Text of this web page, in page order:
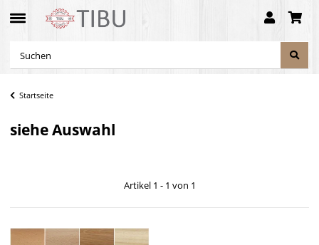
Startseite
siehe Auswahl
Artikel 1 - 1 von 1